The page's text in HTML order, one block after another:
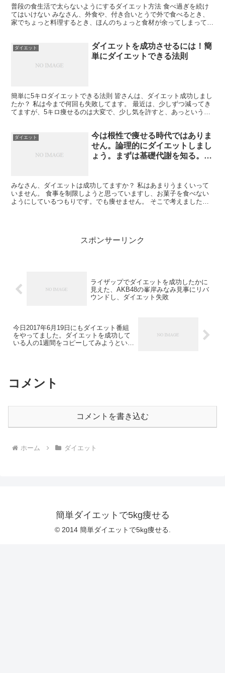
普段の食生活で太らないようにするダイエット方法 食べ過ぎを続け
てはいけない みなさん、外食や、付き合いとうで外で食べるとき、
家でちょっと料理するとき、ほんのちょっと食材が余ってしまってい
ダイエット
ダイエットを成功させるには！簡
単にダイエットできる法則
簡単に5キロダイエットできる法則 皆さんは、ダイエット成功しまし
たか？ 私は今まで何回も失敗してます。 最近は、少しずつ減ってき
てますが、5キロ痩せるのは大変で、少し気を許すと、あっという間
ダイエット
今は根性で痩せる時代ではありま
せん。論理的にダイエットしまし
ょう。まずは基礎代謝を知る。基
みなさん、ダイエットは成功してますか？ 私はあまりうまくいって
いません。 食事を制限しようと思っていますし、お菓子を食べない
ようにしているつもりです。でも痩せません。 そこで考えました。
スポンサーリンク
ライザップでダイエットを成功したかに
見えた、AKB48の峯岸みなみ見事にリバ
ウンドし、ダイエット失敗
今日2017年6月19日にもダイエット番組
をやってました。ダイエットを成功して
いる人の1週間をコピーしてみようという
コメント
コメントを書き込む
ホーム ダイエット
簡単ダイエットで5kg痩せる
© 2014 簡単ダイエットで5kg痩せる.